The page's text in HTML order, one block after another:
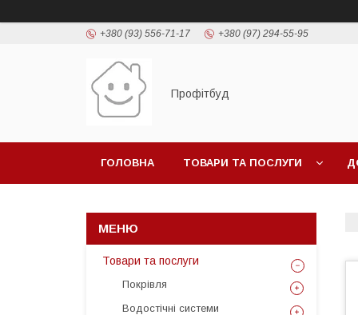
+380 (93) 556-71-17 +380 (97) 294-55-95
Профітбуд
ГОЛОВНА ТОВАРИ ТА ПОСЛУГИ
Товари та послуги
Покрівля
Водостічні системи